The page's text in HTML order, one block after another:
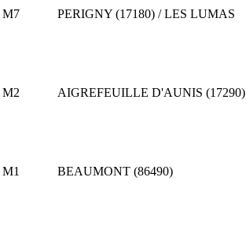
M7 PERIGNY (17180) / LES LUMAS
M2 AIGREFEUILLE D'AUNIS (17290)
M1 BEAUMONT (86490)